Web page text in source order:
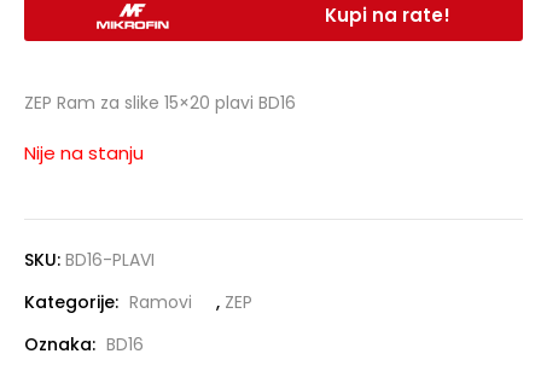
Kupi na rate!
ZEP Ram za slike 15×20 plavi BD16
Nije na stanju
SKU: BD16-PLAVI
Kategorije: Ramovi , ZEP
Oznaka: BD16